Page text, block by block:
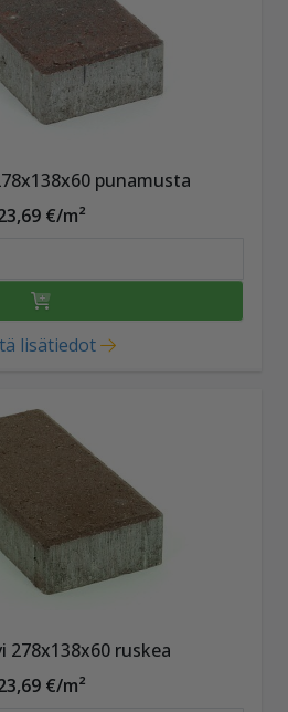
punamusta
€/m²
lisätiedot
278x138x60 ruskea
€/m²